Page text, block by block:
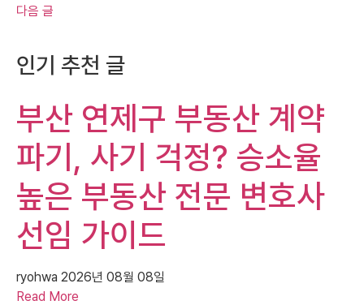
다음 글
인기 추천 글
부산 연제구 부동산 계약
파기, 사기 걱정? 승소율
높은 부동산 전문 변호사
선임 가이드
ryohwa 2026년 08월 08일
Read More